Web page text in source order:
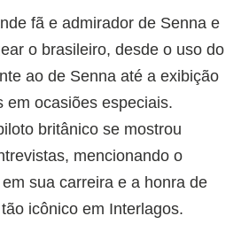
fã e admirador de Senna e
o brasileiro, desde o uso do
ao de Senna até a exibição
em ocasiões especiais.
britânico se mostrou
mencionando o
sua carreira e a honra de
icônico em Interlagos.